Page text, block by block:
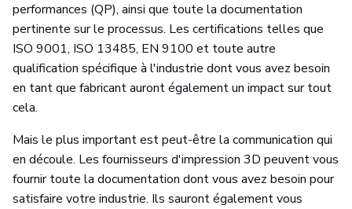
performances (QP), ainsi que toute la documentation
pertinente sur le processus. Les certifications telles que
ISO 9001, ISO 13485, EN 9100 et toute autre
qualification spécifique à l'industrie dont vous avez besoin
en tant que fabricant auront également un impact sur tout
cela.
Mais le plus important est peut-être la communication qui
en découle. Les fournisseurs d'impression 3D peuvent vous
fournir toute la documentation dont vous avez besoin pour
satisfaire votre industrie. Ils sauront également vous